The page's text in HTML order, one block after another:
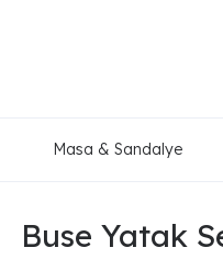
Masa & Sandalye
Buse Yatak